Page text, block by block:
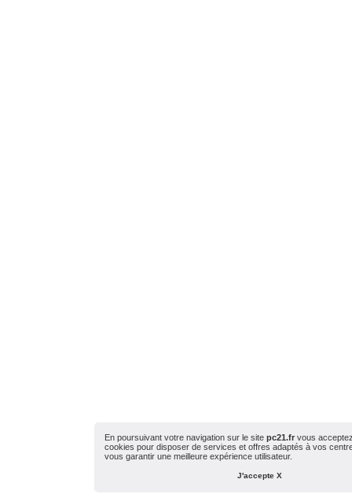
En poursuivant votre navigation sur le sitepc21.fr vous
cookies pour disposer de services et offres adaptés à vos
vous garantir une meilleure expérience utilisateur.
J'accepte X